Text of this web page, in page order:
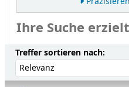
Ihre Suche
Sortieren
Treffer sortieren nach: